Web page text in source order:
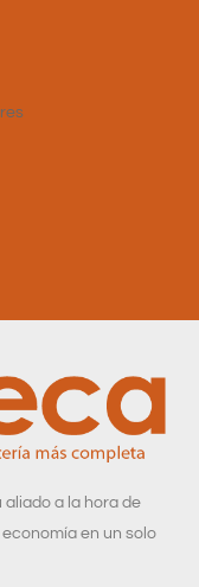
a la hora de
en un solo